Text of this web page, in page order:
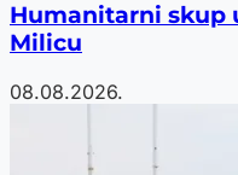
Humanitarni skup
Milicu
08.08.2026.